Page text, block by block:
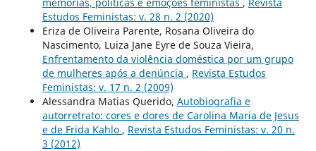
Estudos Feministas: v. 28 n. 2 (2020)
Eriza de Oliveira Parente, Rosana Oliveira do
Nascimento, Luiza Jane Eyre de Souza Vieira,
Enfrentamento da violência doméstica por um grupo
de mulheres após a denúncia , Revista Estudos
Feministas: v. 17 n. 2 (2009)
Alessandra Matias Querido, Autobiografia e
autorretrato: cores e dores de Carolina Maria de Jesus
e de Frida Kahlo , Revista Estudos Feministas: v. 20 n.
3 (2012)